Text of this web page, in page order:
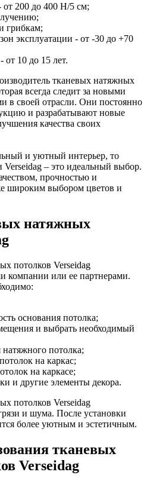
от 200 до 400 Н/5 см;
грибкам;
эксплуатации - от -30 до +70
от 10 до 15 лет.
тканевых натяжных
всегда следит за новыми
в своей отрасли. Они постоянно
и разрабатывают новые
качества своих
и уютный интерьер, то
– это идеальный выбор.
прочностью и
широким выбором цветов и
натяжных
потолков Verseidag
компании или ее партнерами.
основания потолка;
и выбрать необходимый
натяжного потолка;
на каркас;
на каркасе;
и другие элементы декора.
потолков Verseidag
и шума. После установки
более уютным и эстетичным.
тканевых
Verseidag